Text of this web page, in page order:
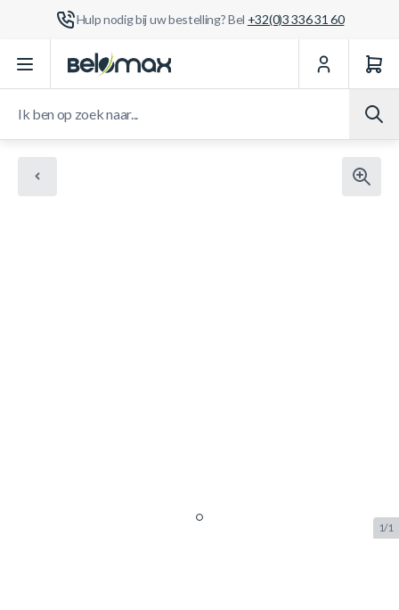
Hulp nodig bij uw bestelling? Bel +32(0)3 336 31 60
Ga naar de inhoud
1/1